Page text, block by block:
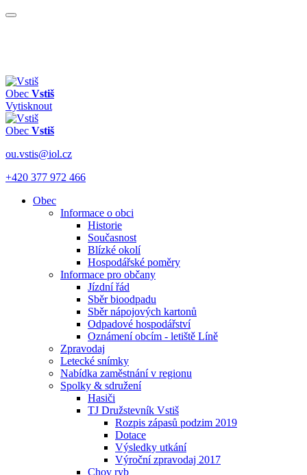
Obec Vstiš
Vytisknout
Obec Vstiš
ou.vstis@iol.cz
+420 377 972 466
Obec
Informace o obci
Historie
Současnost
Blízké okolí
Hospodářské poměry
Informace pro občany
Jízdní řád
Sběr bioodpadu
Sběr nápojových kartonů
Odpadové hospodářství
Oznámení obcím - letiště Líně
Zpravodaj
Letecké snímky
Nabídka zaměstnání v regionu
Spolky & sdružení
Hasiči
TJ Družstevník Vstiš
Rozpis zápasů podzim 2019
Dotace
Výsledky utkání
Výroční zpravodaj 2017
Chov ryb